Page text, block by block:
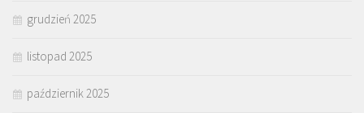
grudzień 2025
listopad 2025
październik 2025